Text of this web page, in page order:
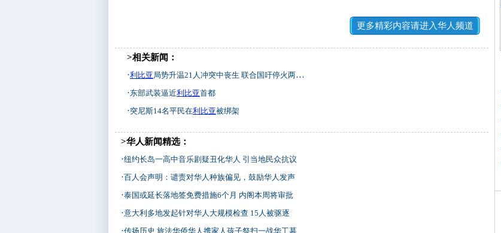
更多精彩内容请进入华人频道
>相关新闻：
·利比亚 局势升温21人冲突中丧生 联合国吁停火两小时
·东部武装逼近利比亚首都
·突尼斯14名平民在利比亚被绑架
>华人新闻精选：
·纽约长岛一高中音乐剧疑丑化华人 引当地民众抗议
·百人会声明：谴责对华人种族偏见，鼓励华人发声
·泰国或延长落地签免费措施6个月 内阁本周将审批
·意大利多地发起针对华人大规模检查 15人被驱逐
·传扬历史 旅法华侨华人携家人孩子祭扫一战华工墓